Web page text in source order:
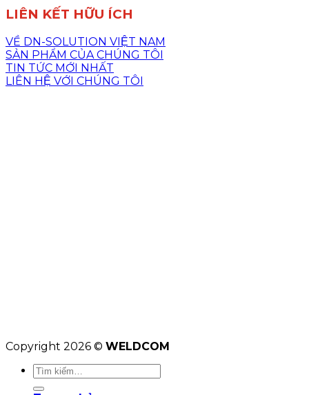
LIÊN KẾT HỮU ÍCH
VỀ DN-SOLUTION VIỆT NAM
SẢN PHẨM CỦA CHÚNG TÔI
TIN TỨC MỚI NHẤT
LIÊN HỆ VỚI CHÚNG TÔI
Copyright 2026 © WELDCOM
Tìm
kiếm: